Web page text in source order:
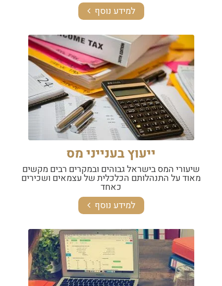
למידע נוסף
ייעוץ בענייני מס
שיעורי המס בישראל גבוהים ובמקרים רבים מקשים
מאוד על התנהלותם הכלכלית של עצמאים ושכירים
כאחד
למידע נוסף